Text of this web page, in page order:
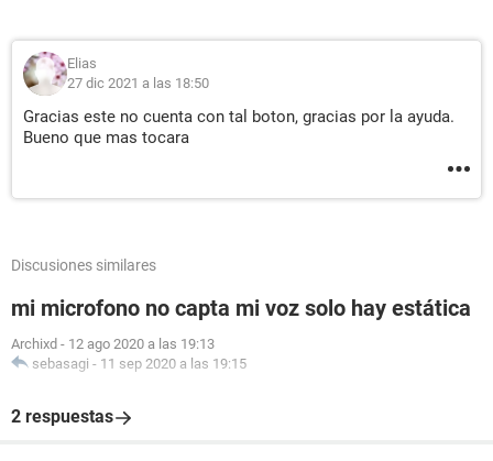
Elias
27 dic 2021 a las 18:50
Gracias este no cuenta con tal boton, gracias por la ayuda.
Bueno que mas tocara
Discusiones similares
mi microfono no capta mi voz solo hay estática
Archixd - 12 ago 2020 a las 19:13
sebasagi - 11 sep 2020 a las 19:15
2 respuestas